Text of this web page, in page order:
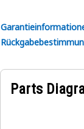
Parts